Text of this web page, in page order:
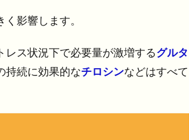
影響します。
レス状況下で必要量が激増するグルタ
持続に効果的なチロシンなどはすべて